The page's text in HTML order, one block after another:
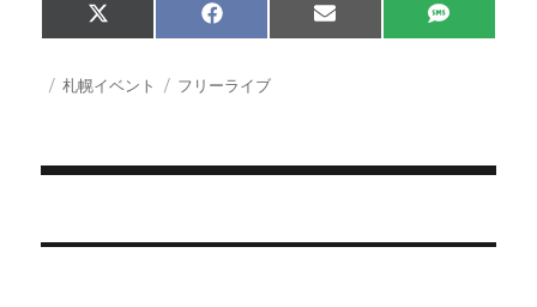
Share
on
X
(
w
r
Share
on
F
a
e
b
Share
on
E
m
Share
on
S
M
投 カ
札幌イベント
タ
フリーライブ
稿